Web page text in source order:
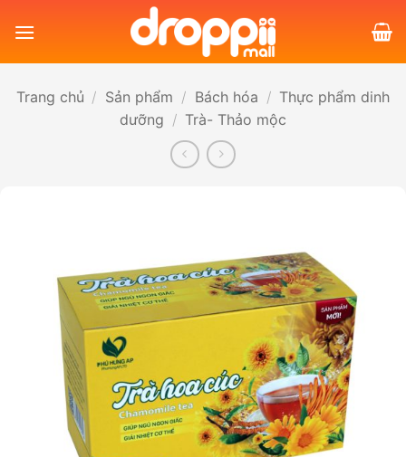
qua
Trang chủ / Sản phẩm / Bách hóa / Thực phẩm dinh
dưỡng / Trà- Thảo mộc